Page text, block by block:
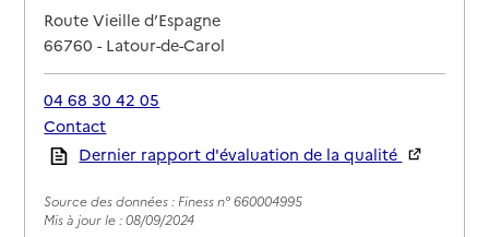
Adresse
Route Vieille d’Espagne
66760-Latour-de-Carol
04 68 30 42 05
Contact
Rapport HAS
Dernier rapport d'évaluation de la qualité
Source des données : Finess n° 660004995
Mis à jour le : 08/09/2024